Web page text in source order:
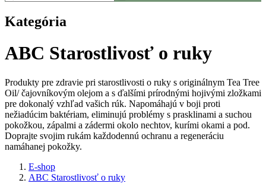
Kategória
ABC Starostlivosť o ruky
Produkty pre zdravie pri starostlivosti o ruky s originálnym Tea Tree
Oil/ čajovníkovým olejom a s ďalšími prírodnými hojivými zložkami
pre dokonalý vzhľad vašich rúk. Napomáhajú v boji proti
nežiadúcim baktériam, eliminujú problémy s prasklinami a suchou
pokožkou, zápalmi a zádermi okolo nechtov, kurími okami a pod.
Doprajte svojim rukám každodennú ochranu a regeneráciu
namáhanej pokožky.
E-shop
ABC Starostlivosť o ruky